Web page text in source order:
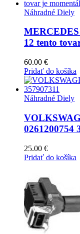
Náhradné Diely
MERCEDES
12 tento
60.00 €
Pridať do košíka
Náhradné Diely
0261200754
25.00 €
Pridať do košíka